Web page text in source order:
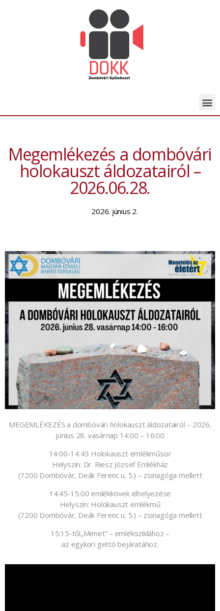
Megemlékezés a dombóvári
holokauszt áldozatairól –
2026.06.28.
2026. június 2.
MEGEMLÉKEZÉS a dombóvári holokauszt áldozatairól – 2026.
június 28. vasárnap 14:00 – 16:00
14:00-14:45 Holokauszt emlékműsor
Helyszín: Dr. Riesz József Emlékház
(7200 Dombóvár, Deák Ferenc u. 5.) – zsinagóga mellett
14:45-15:00 emlékkövek elhelyezése
Helyszín: Holokauszt emlékmű
(7200 Dombóvár, Deák Ferenc u. 5.) – zsinagóga mellett
15:15-től„Menet” – emléksziklához –
az egykori gettó bejáratához.